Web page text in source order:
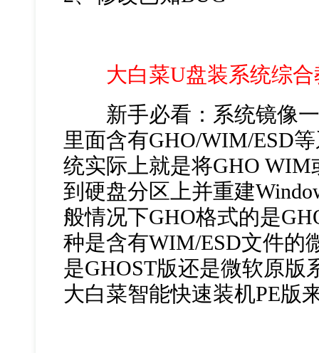
大白菜U盘装系统综合
新手必看：系统镜像一
里面含有GHO/WIM/ESD
统实际上就是将GHO WIM
到硬盘分区上并重建
般情况下GHO格式的是
种是含有WIM/ESD文件的
是GHOST版还是微软原版
大白菜智能快速装机PE版